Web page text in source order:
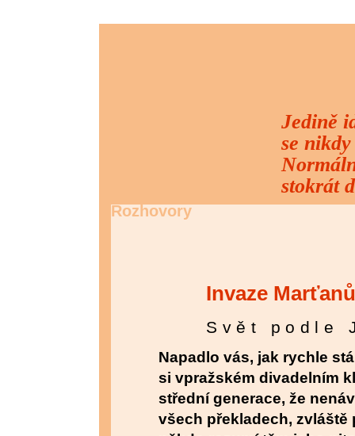
Jedině
se
stokrát
Rozhovory
Invaze Marťanů
Svět podle
Napadlo vás, jak rychle
si vpražském divadelním
střední generace, že
všech překladech, zvláště